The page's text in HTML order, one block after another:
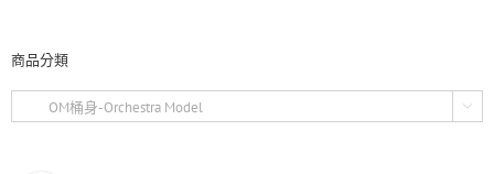
商品分類
